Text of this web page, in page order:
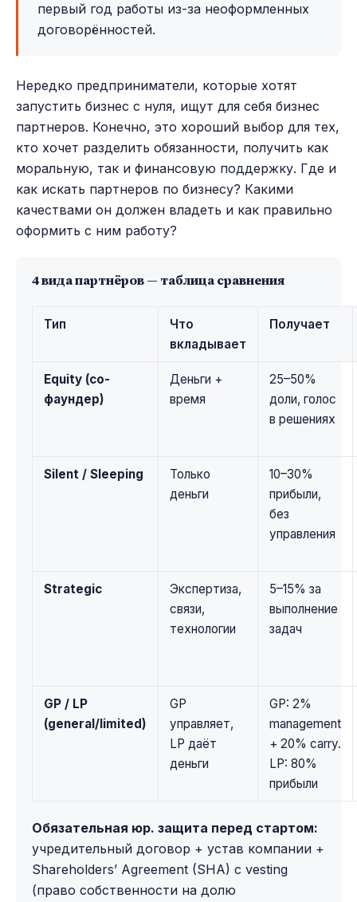
первый год работы из-за неоформленных
договорённостей.
Нередко предприниматели, которые хотят
запустить бизнес с нуля, ищут для себя бизнес
партнеров. Конечно, это хороший выбор для тех,
кто хочет разделить обязанности, получить как
моральную, так и финансовую поддержку. Где и
как искать партнеров по бизнесу? Какими
качествами он должен владеть и как правильно
оформить с ним работу?
4 вида партнёров — таблица сравнения
Тип
Что
вкладывает
Получает
Equity (со-
фаундер)
Деньги +
время
25–50%
доли, голос
в решениях
Silent / Sleeping
Только
деньги
10–30%
прибыли,
без
управления
Strategic
Экспертиза,
связи,
технологии
5–15% за
выполнение
задач
GP / LP
(general/limited)
GP
управляет,
LP даёт
деньги
GP: 2%
management
+ 20% carry.
LP: 80%
прибыли
Обязательная юр. защита перед стартом:
учредительный договор + устав компании +
Shareholders’ Agreement (SHA) с vesting
(право собственности на долю